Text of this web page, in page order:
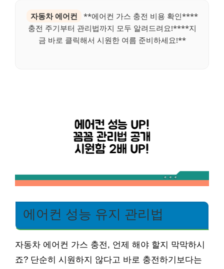
자동차 에어컨
**에어컨 가스 충전 비용 확인****
충전 주기부터 관리법까지 모두 알려드려요!****지
금 바로 클릭해서 시원한 여름 준비하세요!**
에어컨 성능 유지 관리법
자동차 에어컨 가스 충전, 언제 해야 할지 막막하시
죠? 단순히 시원하지 않다고 바로 충전하기보다는